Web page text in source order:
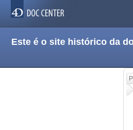
Este é o site histórico da